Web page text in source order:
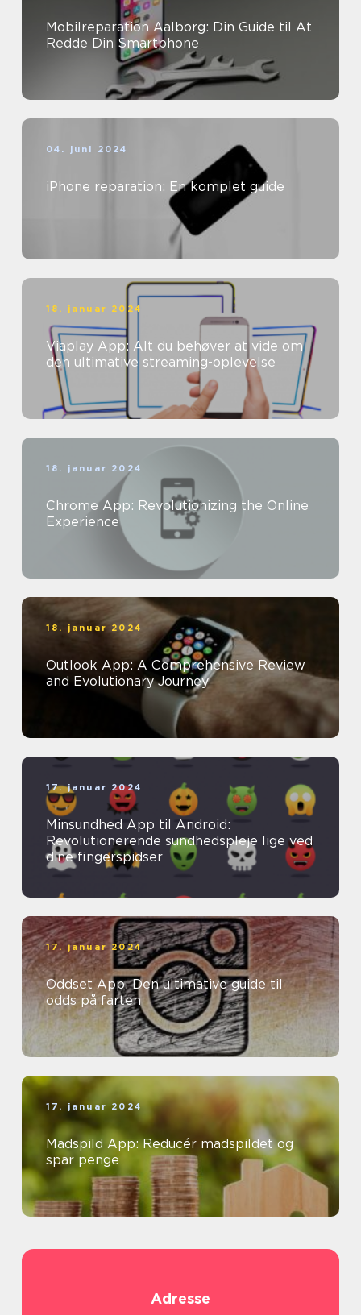
Mobilreparation Aalborg: Din Guide til At
Redde Din Smartphone
04. juni 2024
iPhone reparation: En komplet guide
18. januar 2024
Viaplay App: Alt du behøver at vide om
den ultimative streaming-oplevelse
18. januar 2024
Chrome App: Revolutionizing the Online
Experience
18. januar 2024
Outlook App: A Comprehensive Review
and Evolutionary Journey
17. januar 2024
Minsundhed App til Android:
Revolutionerende sundhedspleje lige ved
dine fingerspidser
17. januar 2024
Oddset App: Den ultimative guide til
odds på farten
17. januar 2024
Madspild App: Reducér madspildet og
spar penge
Adresse